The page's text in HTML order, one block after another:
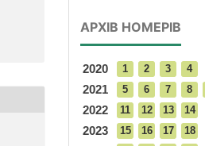
АРХІВ НОМЕРІВ
2020 1 2 3 4
2021 5 6 7 8
2022 11 12 13 14
2023 15 16 17 18